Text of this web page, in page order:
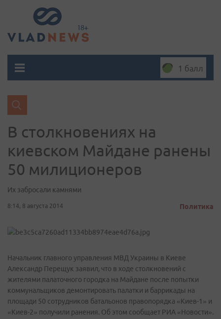
1 балл
В столкновениях на
киевском Майдане ранены
50 милиционеров
Их забросали камнями
8:14, 8 августа 2014 Политика
Начальник главного управления МВД Украины в Киеве
Александр Перещук заявил, что в ходе столкновений с
жителями палаточного городка на Майдане после попытки
коммунальщиков демонтировать палатки и баррикады на
площади 50 сотрудников батальонов правопорядка «Киев-1» и
«Киев-2» получили ранения. Об этом сообщает РИА «Новости».